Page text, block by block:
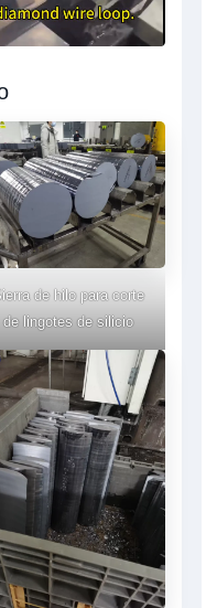
de hilo para corte
de lingotes de silicio